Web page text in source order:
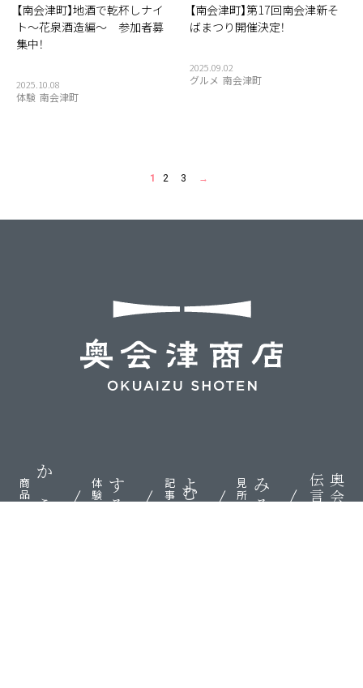
【南会津町】地酒で乾杯しナイ
ト～花泉酒造編～ 参加者募
集中！
2025.10.08
体験 南会津町
【南会津町】第17回南会津新そ
ばまつり開催決定！
2025.09.02
グルメ 南会津町
1 2 3 →
かう
商品 する
体験 よむ
記事 みる
見所 奥会津
伝言板